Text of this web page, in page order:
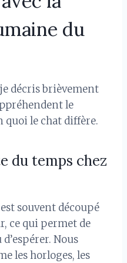
du
décris brièvement
le
quoi le chat diffère.
du temps chez
souvent découpé
ce qui permet de
Nous
les horloges, les